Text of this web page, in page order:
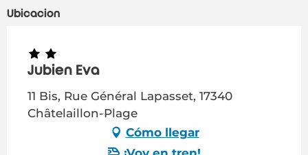
Ubicación
Jubien Eva
11 Bis, Rue Général Lapasset, 17340
Châtelaillon-Plage
Cómo llegar